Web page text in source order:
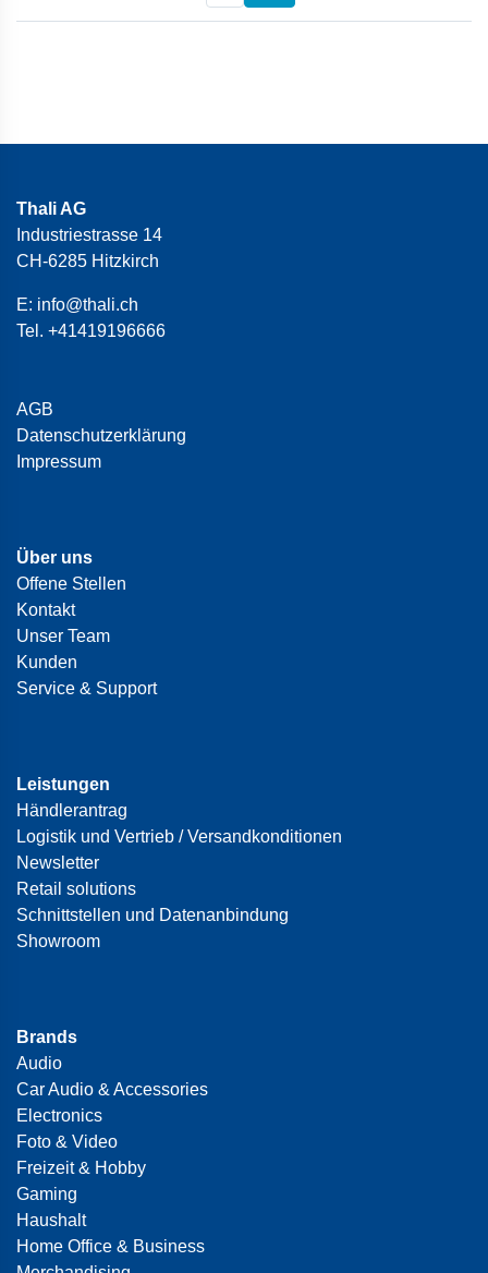
Thali AG
Industriestrasse 14
CH-6285 Hitzkirch
E: info@thali.ch
Tel. +41419196666
AGB
Datenschutzerklärung
Impressum
Über uns
Offene Stellen
Kontakt
Unser Team
Kunden
Service & Support
Leistungen
Händlerantrag
Logistik und Vertrieb / Versandkonditionen
Newsletter
Retail solutions
Schnittstellen und Datenanbindung
Showroom
Brands
Audio
Car Audio & Accessories
Electronics
Foto & Video
Freizeit & Hobby
Gaming
Haushalt
Home Office & Business